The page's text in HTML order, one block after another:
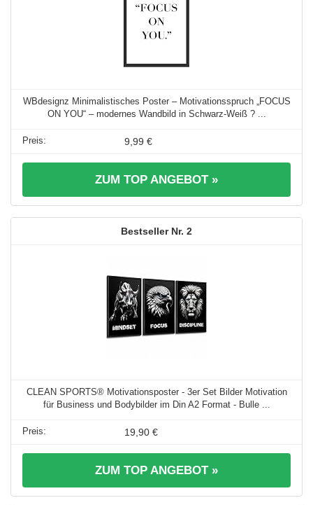
WBdesignz Minimalistisches Poster – Motivationsspruch „FOCUS
ON YOU“ – modernes Wandbild in Schwarz-Weiß ? ...
9,99 €
ZUM TOP ANGEBOT »
2
CLEAN SPORTS® Motivationsposter - 3er Set Bilder Motivation
für Business und Bodybilder im Din A2 Format - Bulle ...
19,90 €
ZUM TOP ANGEBOT »